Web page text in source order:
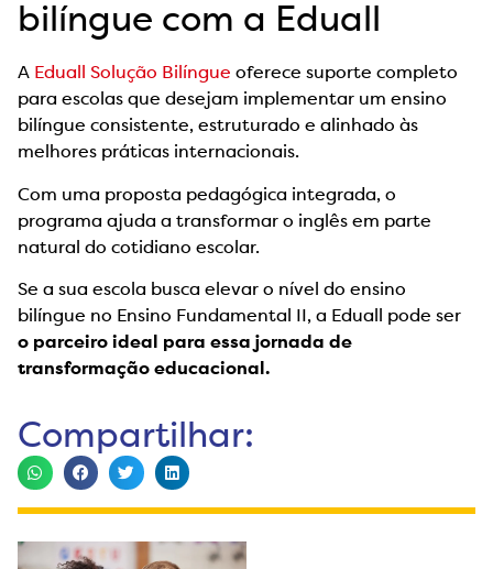
bilíngue com a Eduall
A Eduall Solução Bilíngue oferece suporte completo
para escolas que desejam implementar um ensino
bilíngue consistente, estruturado e alinhado às
melhores práticas internacionais.
Com uma proposta pedagógica integrada, o
programa ajuda a transformar o inglês em parte
natural do cotidiano escolar.
Se a sua escola busca elevar o nível do ensino
bilíngue no Ensino Fundamental II, a Eduall pode ser
o parceiro ideal para essa jornada de
transformação educacional.
Compartilhar: